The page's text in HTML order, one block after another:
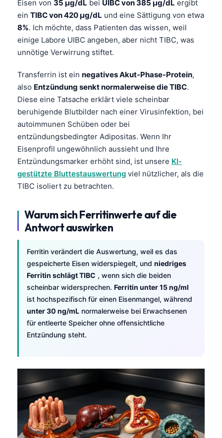
Eisen von 35 µg/dL bei UIBC von 385 µg/dL ergibt
ein TIBC von 420 µg/dL und eine Sättigung von etwa
8%. Ich möchte, dass Patienten das wissen, weil
einige Labore UIBC angeben, aber nicht TIBC, was
unnötige Verwirrung stiftet.
Transferrin ist ein negatives Akut-Phase-Protein,
also Entzündung senkt normalerweise die TIBC.
Diese eine Tatsache erklärt viele scheinbar
beruhigende Blutbilder nach einer Virusinfektion, bei
autoimmunen Schüben oder bei
entzündungsbedingter Adipositas. Wenn Ihr
Eisenprofil ungewöhnlich aussieht und Ihre
Entzündungsmarker erhöht sind, ist unsere KI-
gestützte Bluttestauswertung viel nützlicher, als die
TIBC isoliert zu betrachten.
Warum sich Ferritinwerte auf die
Antwort auswirken
Ferritin verändert die Auswertung, weil es das
gespeicherte Eisen widerspiegelt, und niedriges
Ferritin schlägt TIBC , wenn sich die beiden
scheinbar widersprechen. Ferritin unter 15 ng/ml
ist hochspezifisch für einen Eisenmangel, während
unter 30 ng/mL normalerweise bei Erwachsenen
für entleerte Speicher ohne offensichtliche
Entzündung steht.